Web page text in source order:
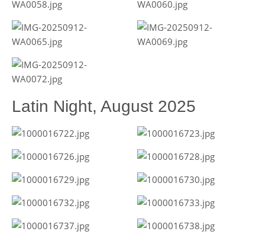
Latin Night, August 2025